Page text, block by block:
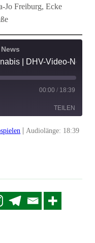
Jo Freiburg, Ecke
00:00 / 18:39
TEILEN
|Audiolänge: 18:39